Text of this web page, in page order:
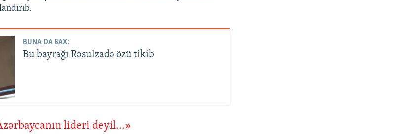
BUNA DA BAX:
Bu bayrağı Rəsulzadə özü tikib
lideri deyil...»